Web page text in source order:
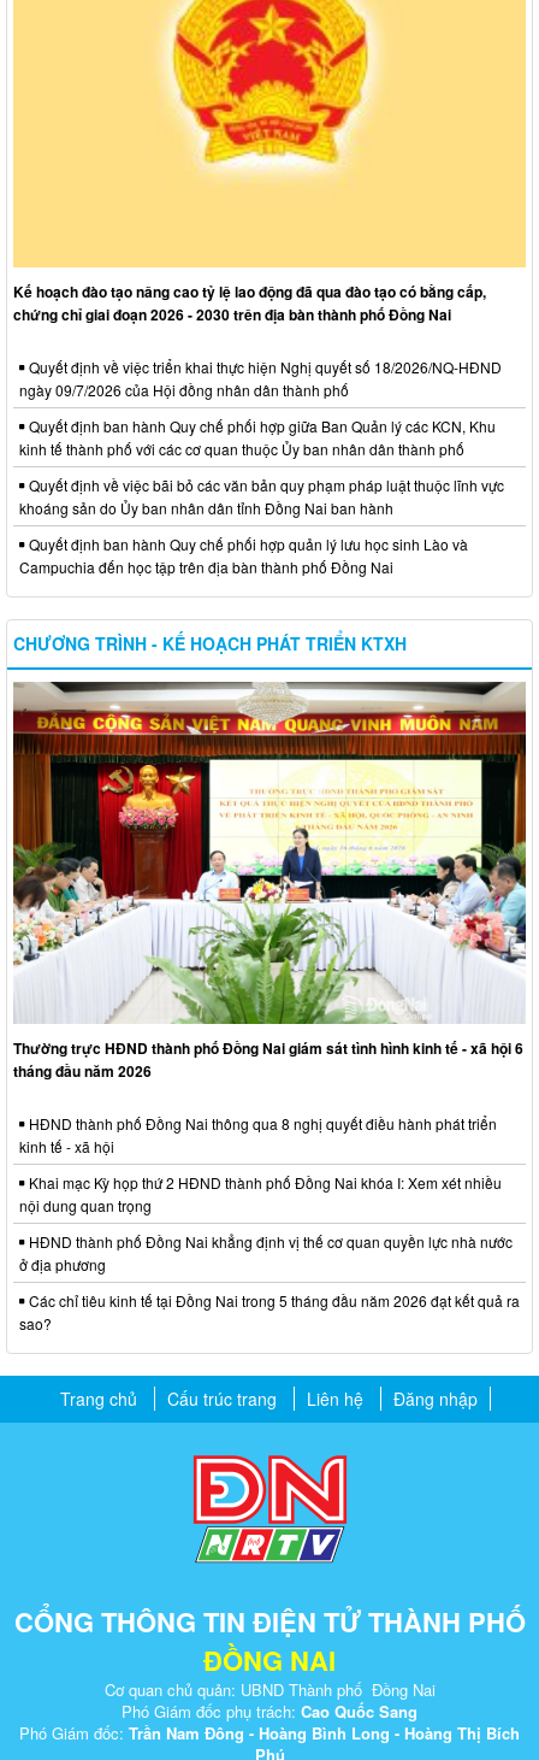
Kế hoạch đào tạo nâng cao tỷ lệ lao động đã qua đào tạo có bằng cấp,
chứng chỉ giai đoạn 2026 - 2030 trên địa bàn thành phố Đồng Nai
Quyết định về việc triển khai thực hiện Nghị quyết số 18/2026/NQ-HĐND
ngày 09/7/2026 của Hội đồng nhân dân thành phố
Quyết định ban hành Quy chế phối hợp giữa Ban Quản lý các KCN, Khu
kinh tế thành phố với các cơ quan thuộc Ủy ban nhân dân thành phố
Quyết định về việc bãi bỏ các văn bản quy phạm pháp luật thuộc lĩnh vực
khoáng sản do Ủy ban nhân dân tỉnh Đồng Nai ban hành
Quyết định ban hành Quy chế phối hợp quản lý lưu học sinh Lào và
Campuchia đến học tập trên địa bàn thành phố Đồng Nai
CHƯƠNG TRÌNH - KẾ HOẠCH PHÁT TRIỂN KTXH
Thường trực HĐND thành phố Đồng Nai giám sát tình hình kinh tế - xã hội 6
tháng đầu năm 2026
HĐND thành phố Đồng Nai thông qua 8 nghị quyết điều hành phát triển
kinh tế - xã hội
Khai mạc Kỳ họp thứ 2 HĐND thành phố Đồng Nai khóa I: Xem xét nhiều
nội dung quan trọng
HĐND thành phố Đồng Nai khẳng định vị thế cơ quan quyền lực nhà nước
ở địa phương
Các chỉ tiêu kinh tế tại Đồng Nai trong 5 tháng đầu năm 2026 đạt kết quả ra
sao?
Trang chủ Cấu trúc trang Liên hệ Đăng nhập
CỔNG THÔNG TIN ĐIỆN TỬ THÀNH PHỐ
ĐỒNG NAI
Cơ quan chủ quản: UBND Thành phố Đồng Nai
Phó Giám đốc phụ trách: Cao Quốc Sang
Phó Giám đốc: Trần Nam Đông - Hoàng Bình Long - Hoàng Thị Bích
Phú